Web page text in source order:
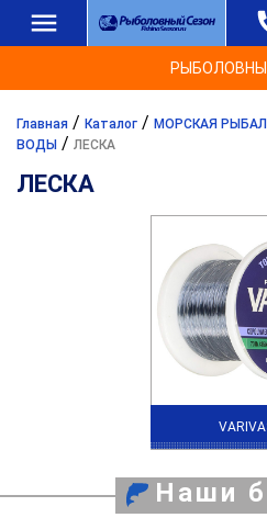
Главная / Каталог / МОРСКАЯ
ВОДЫ / ЛЕСКА
ЛЕСКА
Наши